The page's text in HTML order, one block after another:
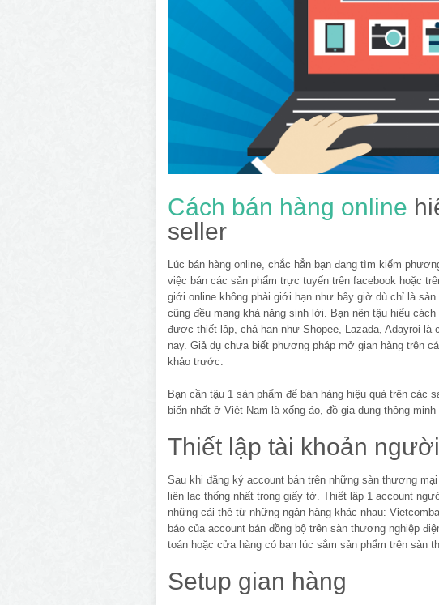
Cách bán hàng online
seller
Lúc bán hàng online, chắc hẳn bạn đang tìm kiếm
việc bán các sản phẩm trực tuyến trên facebook hoặc
giới online không phải giới hạn như bây giờ dù chỉ là
cũng đều mang khả năng sinh lời. Bạn nên tậu hiểu
được thiết lập, chả hạn như Shopee, Lazada, Adayroi
nay. Giả dụ chưa biết phương pháp mở gian hàng trên
khảo trước:
Bạn cần tậu 1 sản phẩm để bán hàng hiệu quả trên các
biến nhất ở Việt Nam là xống áo, đồ gia dụng thông
Thiết lập tài khoản
Sau khi đăng ký account bán trên những sàn thương
liên lạc thống nhất trong giấy tờ. Thiết lập 1 account
những cái thẻ từ những ngân hàng khác nhau:
báo của account bán đồng bộ trên sàn thương nghiệp
toán hoặc cửa hàng có bạn lúc sắm sản phẩm trên sàn
Setup gian hàng